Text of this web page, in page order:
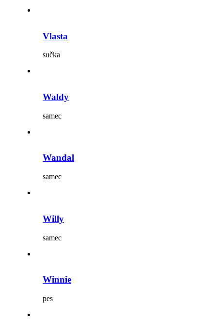
Vlasta
sučka
Waldy
samec
Wandal
samec
Willy
samec
Winnie
pes